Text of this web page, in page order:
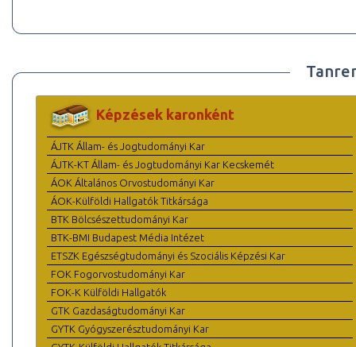
Képzések karonként
ÁJTK Állam- és Jogtudományi Kar
ÁJTK-KT Állam- és Jogtudományi Kar Kecskemét
ÁOK Általános Orvostudományi Kar
ÁOK-Külföldi Hallgatók Titkársága
BTK Bölcsészettudományi Kar
BTK-BMI Budapest Média Intézet
ETSZK Egészségtudományi és Szociális Képzési Kar
FOK Fogorvostudományi Kar
FOK-K Külföldi Hallgatók
GTK Gazdaságtudományi Kar
GYTK Gyógyszerésztudományi Kar